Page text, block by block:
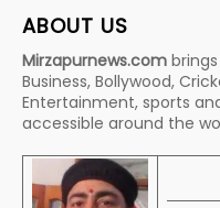
ABOUT US
Mirzapurnews.com
Business, Bollywood,
Entertainment, sports
accessible around the